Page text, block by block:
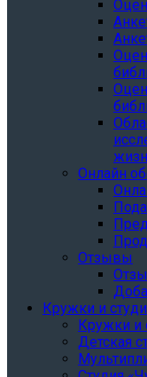
Онлайн
Отзывы
Кружки и
Кружки и
Детская